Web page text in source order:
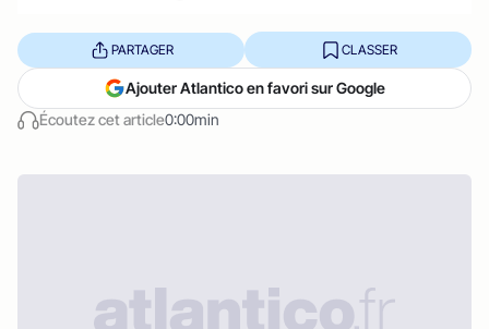
Écoutez cet article0:00min
PARTAGER CLASSER
Ajouter Atlantico en favori sur Google